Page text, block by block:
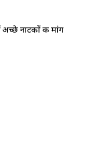
नाटकों की मांग